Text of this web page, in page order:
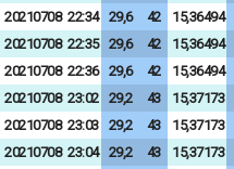
20210708 22:34 29,6 42 15,36494
20210708 22:35 29,6 42 15,36494
20210708 22:36 29,6 42 15,36494
20210708 23:02 29,2 43 15,37173
20210708 23:03 29,2 43 15,37173
20210708 23:04 29,2 43 15,37173